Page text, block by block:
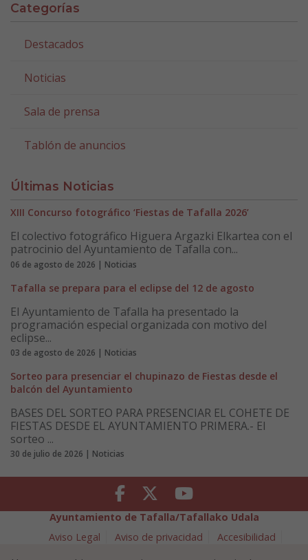
Categorías
Destacados
Noticias
Sala de prensa
Tablón de anuncios
Últimas Noticias
XIII Concurso fotográfico ‘Fiestas de Tafalla 2026’
El colectivo fotográfico Higuera Argazki Elkartea con el
patrocinio del Ayuntamiento de Tafalla con...
06 de agosto de 2026 | Noticias
Tafalla se prepara para el eclipse del 12 de agosto
El Ayuntamiento de Tafalla ha presentado la
programación especial organizada con motivo del
eclipse...
03 de agosto de 2026 | Noticias
Sorteo para presenciar el chupinazo de Fiestas desde el
balcón del Ayuntamiento
BASES DEL SORTEO PARA PRESENCIAR EL COHETE DE
FIESTAS DESDE EL AYUNTAMIENTO PRIMERA.- El
sorteo ...
30 de julio de 2026 | Noticias
Facebook Twitter Youtube
Ayuntamiento de Tafalla/Tafallako Udala
Aviso Legal
Aviso de privacidad
Accesibilidad